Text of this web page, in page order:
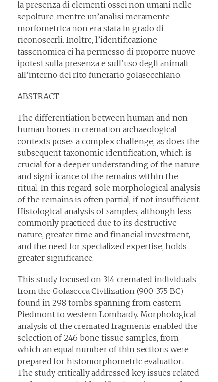
la presenza di elementi ossei non umani nelle
sepolture, mentre un’analisi meramente
morfometrica non era stata in grado di
riconoscerli. Inoltre, l’identificazione
tassonomica ci ha permesso di proporre nuove
ipotesi sulla presenza e sull’uso degli animali
all’interno del rito funerario golasecchiano.
ABSTRACT
The differentiation between human and non-
human bones in cremation archaeological
contexts poses a complex challenge, as does the
subsequent taxonomic identification, which is
crucial for a deeper understanding of the nature
and significance of the remains within the
ritual. In this regard, sole morphological analysis
of the remains is often partial, if not insufficient.
Histological analysis of samples, although less
commonly practiced due to its destructive
nature, greater time and financial investment,
and the need for specialized expertise, holds
greater significance.
This study focused on 314 cremated individuals
from the Golasecca Civilization (900-375 BC)
found in 298 tombs spanning from eastern
Piedmont to western Lombardy. Morphological
analysis of the cremated fragments enabled the
selection of 246 bone tissue samples, from
which an equal number of thin sections were
prepared for histomorphometric evaluation.
The study critically addressed key issues related